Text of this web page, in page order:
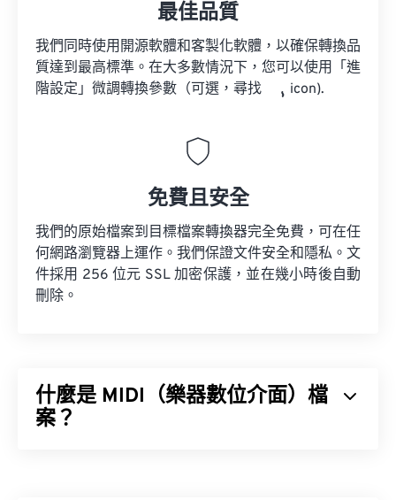
最佳品質
我們同時使用開源軟體和客製化軟體，以確保轉換品
質達到最高標準。在大多數情況下，您可以使用「進
階設定」微調轉換參數（可選，尋找
icon).
免費且安全
我們的原始檔案到目標檔案轉換器完全免費，可在任
何網路瀏覽器上運作。我們保證文件安全和隱私。文
件採用 256 位元 SSL 加密保護，並在幾小時後自動
刪除。
什麼是 MIDI（樂器數位介面）檔
案？